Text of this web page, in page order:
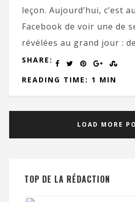
leçon. Aujourd’hui, c’est
Facebook de voir une de
révélées au grand jour :
SHARE:
READING TIME: 1 MIN
LOAD MORE
TOP DE LA RÉDACTION